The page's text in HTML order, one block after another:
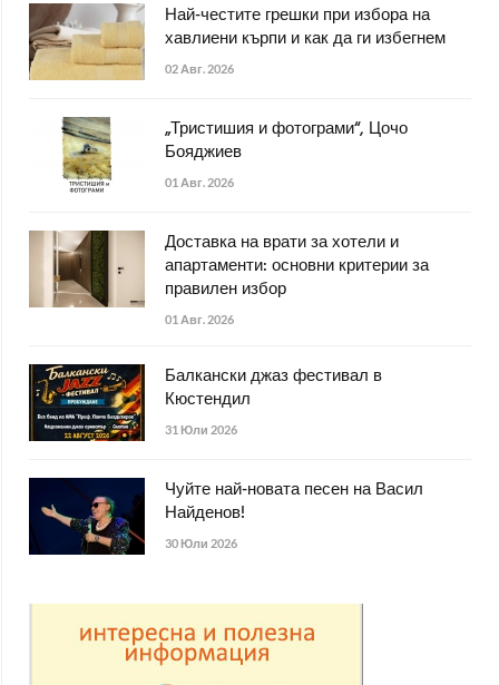
Най-честите грешки при избора на
хавлиени кърпи и как да ги избегнем
02 Авг. 2026
„Тристишия и фотограми“, Цочо
Бояджиев
01 Авг. 2026
Доставка на врати за хотели и
апартаменти: основни критерии за
правилен избор
01 Авг. 2026
Балкански джаз фестивал в
Кюстендил
31 Юли 2026
Чуйте най-новата песен на Васил
Найденов!
30 Юли 2026